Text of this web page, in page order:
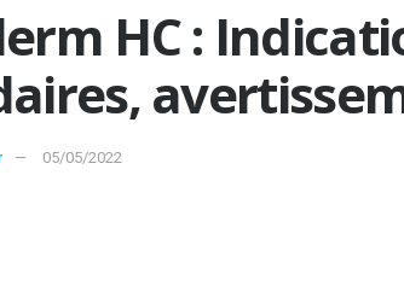
HC :
05/05/2022